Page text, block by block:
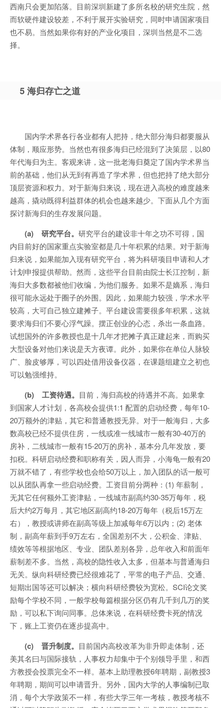
西南只会更加陷落。目前深圳新建了多所名校的研究生院，然
而软硬件建设较差，不利于展开实验研究，同时申请国家项目
也不易。当然如果你有好的产业化项目，深圳当然是不二选
择。
5 海归存亡之道
国内学术界各行各业都有人把持，绝大部分海归都要服从
体制，顺应形势。当然也有很多海归已经混到了决策层，以80
年代海归为主。客观来讲，这一批老海归奠定了国内学术界当
前的基础，他们从无到有再造了学术界，但也把持了绝大部分
顶层资源和权力。对于新海归来说，现在进入高校的难度越来
越高，撬动既得利益群体的机会也越来越少。下面从几个方面
探讨新海归的生存发展问题。
(a) 研究平台。 研究平台的建设非十年之功不可得，国
内目前好的国家重点实验室都是几十年积累的结果。对于新海
归来说，如果能加入现有研究平台，将为科研项目申请和人才
计划申报提供帮助。然而，这些平台目前由院士长江控制，新
海归大多数都被他们收编，为他们服务。如果不是嫡系，海归
很可能永远处于圈子的外围。因此，如果能力较强，学术水平
较高，大可自己独立建摊子。平台建设需要很多年积累，这就
要求海归们不要心浮气躁。摆正创业的心态，杀出一条血路。
试想国外的许多教授也是十几年才把摊子真正建起来，而购买
大型设备对他们来说是天方夜谭。此外，如果你在单位人脉较
广、脸皮够厚，可以四处借用设备仪器，在课题组建立之初也
可以勉强维持。
(b) 工资待遇。 目前，海归高校的待遇并不高。如果拿
到国家人才计划，各高校会提供1:1 配置的启动经费，每年10-
20万额外的津贴，其它和普通教授无异。对于一般海归，大多
数高校已经不提供住房，一线或准一线城市一般有30-40万的
房补，二线城市一般有15-20万的房补，基本分几年发放，要
扣税。科研启动经费和职称有关，因人而异，小海龟一般有20
万就不错了，有些学校也会给50万以上，加入团队的话一般可
以从团队再拿一些启动经费。工资目前分两种：(1) 年薪制，
无其它任何额外工资津贴，一线城市副高约30-35万每年，税
后大约2万每月，其它地区副高约18-20万每年（税后15万左
右），教授或讲师在副高等级上加减每年6万以内；(2) 老体
制，副高年薪到手9万左右，全国差别不大，公积金、津贴、
绩效等等根据地区、专业、团队差别各异，总年收入和前面年
薪制差不多。当然，高校的隐性收入太多，但基本与普通海归
无关。纵向科研经费已经很难花了，平常的电子产品、交通、
短期出国等还可以解决；横向科研经费较为宽松。SCI论文奖
励每个学校不同，一般学校每篇根据分区仍有几千到几万的奖
励，可以私下询问同事。总体来说，在科研经费卡死的情况
下，账上工资仍在逐步提高中。
(c) 晋升制度。 目前国内高校改革为非升即走体制，还
美其名曰与国际接轨，人事权力却集中于个别领导手里，和西
方教授会投票完全不一样。基本上助理教授6年聘期，副教授3
年聘期，期间可以申请晋升。另外，国内大学的人事编制已取
消，每个大学政策不一样，有些大学三年一考核，教授考核不